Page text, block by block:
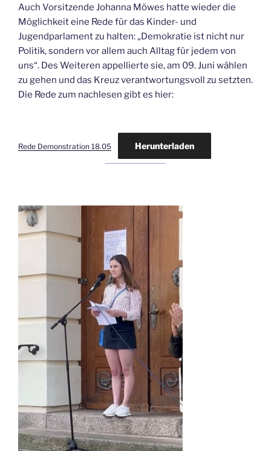
Auch Vorsitzende Johanna Möwes hatte wieder die
Möglichkeit eine Rede für das Kinder- und
Jugendparlament zu halten: „Demokratie ist nicht nur
Politik, sondern vor allem auch Alltag für jedem von
uns“. Des Weiteren appellierte sie, am 09. Juni wählen
zu gehen und das Kreuz verantwortungsvoll zu setzten.
Die Rede zum nachlesen gibt es hier:
Rede Demonstration 18.05 Herunterladen